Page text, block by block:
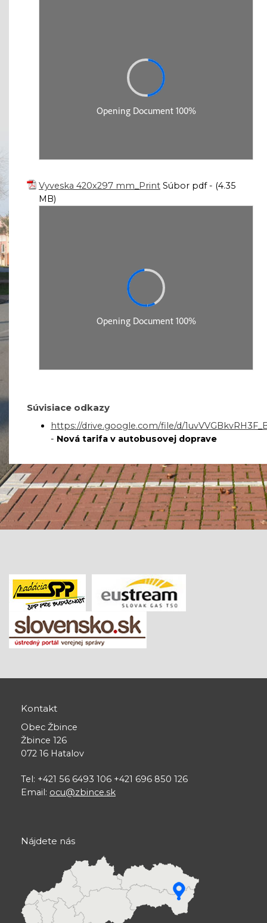
Vyveska 420x297 mm_Print Súbor pdf - (4.35
MB)
Súvisiace odkazy
https://drive.google.com/file/d/
- Nová tarifa v autobusovej doprave
Kontakt
Obec Žbince
Žbince 126
072 16 Hatalov
Tel: +421 56 6493 106 +421 696 850 126
Email: ocu@zbince.sk
Nájdete nás